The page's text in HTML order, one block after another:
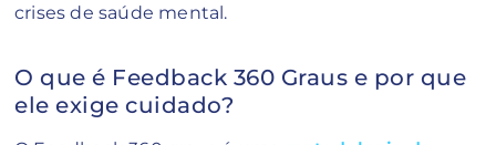
crises de saúde mental.
O que é Feedback 360 Graus e por que
ele exige cuidado?